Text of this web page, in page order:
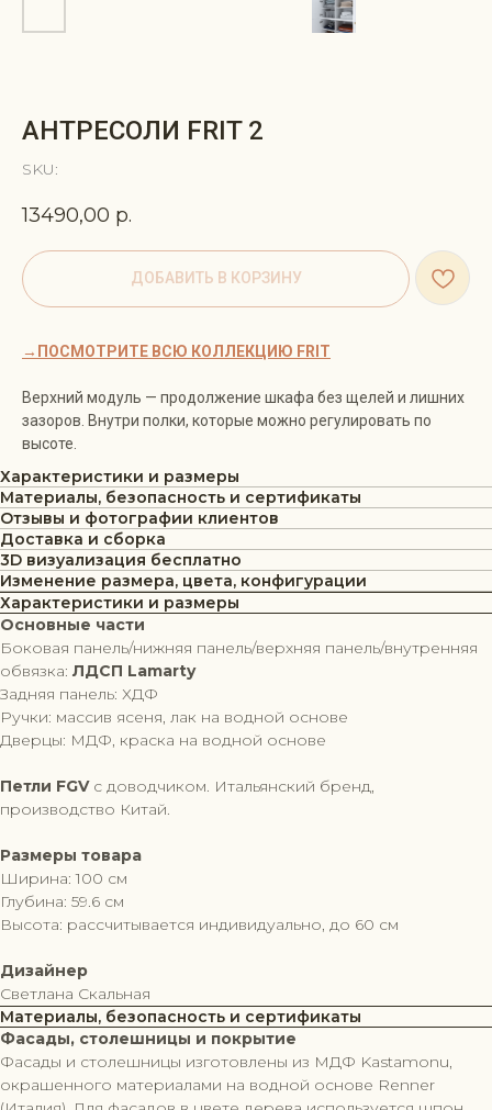
АНТРЕСОЛИ FRIT 2
SKU:
13490,00 р.
ДОБАВИТЬ В КОРЗИНУ
→ПОСМОТРИТЕ ВСЮ КОЛЛЕКЦИЮ FRIT
Верхний модуль — продолжение шкафа без щелей и лишних
зазоров. Внутри полки, которые можно регулировать по
высоте.
Характеристики и размеры
Материалы, безопасность и сертификаты
Отзывы и фотографии клиентов
Доставка и сборка
3D визуализация бесплатно
Изменение размера, цвета, конфигурации
Характеристики и размеры
Основные части
Боковая панель/нижняя панель/верхняя панель/внутренняя
обвязка: ЛДСП Lamarty
Задняя панель: ХДФ
Ручки: массив ясеня, лак на водной основе
Дверцы: МДФ, краска на водной основе
Петли FGVс доводчиком. Итальянский бренд,
производство Китай.
Размеры товара
Ширина: 100 см
Глубина: 59.6 см
Высота: рассчитывается индивидуально, до 60 см
Дизайнер
Светлана Скальная
Материалы, безопасность и сертификаты
Фасады, столешницы и покрытие
Фасады и столешницы изготовлены из МДФ Kastamonu,
окрашенного материалами на водной основе Renner